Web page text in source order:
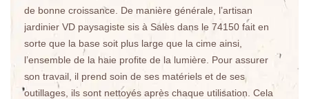
de bonne croissance. De manière générale, l’artisan
jardinier VD paysagiste sis à Sales dans le 74150 fait en
sorte que la base soit plus large que la cime ainsi,
l’ensemble de la haie profite de la lumière. Pour assurer
son travail, il prend soin de ses matériels et de ses
outillages, ils sont nettoyés après chaque utilisation. Cela